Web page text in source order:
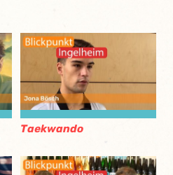
Taekwando